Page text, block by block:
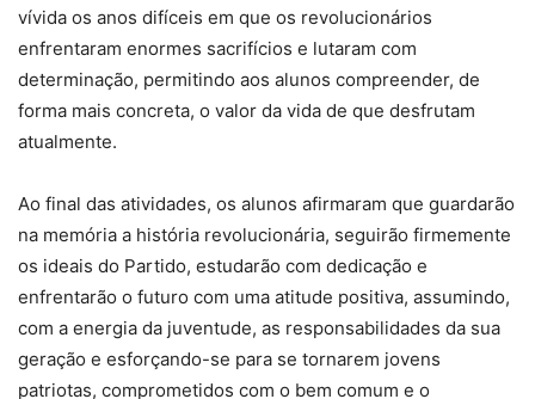
vívida os anos difíceis em que os revolucionários
enfrentaram enormes sacrifícios e lutaram com
determinação, permitindo aos alunos compreender, de
forma mais concreta, o valor da vida de que desfrutam
atualmente.
Ao final das atividades, os alunos afirmaram que guardarão
na memória a história revolucionária, seguirão firmemente
os ideais do Partido, estudarão com dedicação e
enfrentarão o futuro com uma atitude positiva, assumindo,
com a energia da juventude, as responsabilidades da sua
geração e esforçando-se para se tornarem jovens
patriotas, comprometidos com o bem comum e o